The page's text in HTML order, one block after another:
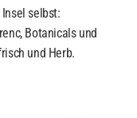
selbst:
Botanicals und
und Herb.